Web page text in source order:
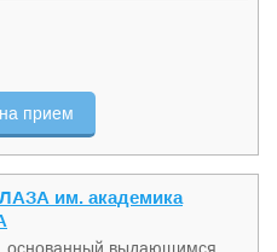
прием
им. академика